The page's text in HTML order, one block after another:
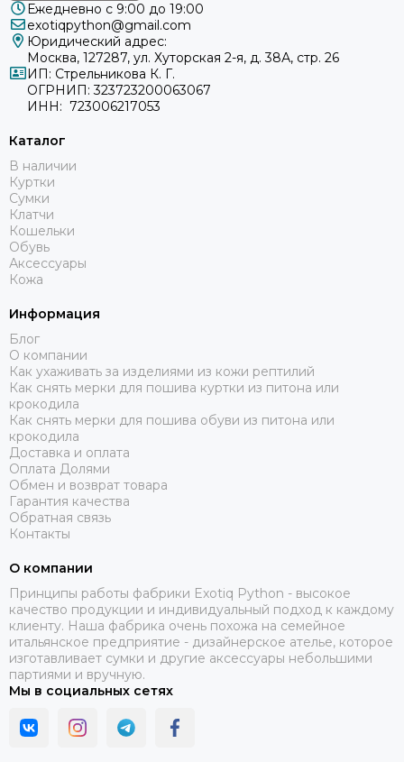
Ежедневно с 9:00 до 19:00
exotiqpython@gmail.com
Юридический адрес:
Москва, 127287, ул. Хуторская 2-я, д. 38А, стр. 26
ИП: Стрельникова К. Г.
ОГРНИП: 323723200063067
ИНН: 723006217053
Каталог
В наличии
Куртки
Сумки
Клатчи
Кошельки
Обувь
Аксессуары
Кожа
Информация
Блог
О компании
Как ухаживать за изделиями из кожи рептилий
Как снять мерки для пошива куртки из питона или
крокодила
Как снять мерки для пошива обуви из питона или
крокодила
Доставка и оплата
Оплата Долями
Обмен и возврат товара
Гарантия качества
Обратная связь
Контакты
О компании
Принципы работы фабрики Exotiq Python - высокое
качество продукции и индивидуальный подход к каждому
клиенту. Наша фабрика очень похожа на семейное
итальянское предприятие - дизайнерское ателье, которое
изготавливает сумки и другие аксессуары небольшими
партиями и вручную.
Мы в социальных сетях